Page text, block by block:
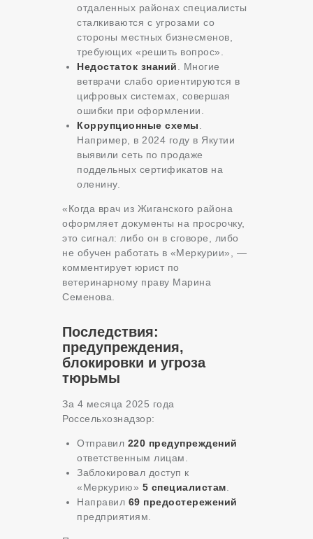
отдаленных районах специалисты
сталкиваются с угрозами со
стороны местных бизнесменов,
требующих «решить вопрос».
Недостаток знаний . Многие
ветврачи слабо ориентируются в
цифровых системах, совершая
ошибки при оформлении.
Коррупционные схемы
Например, в 2024 году в Якутии
выявили сеть по продаже
поддельных сертификатов на
оленину.
«Когда врач из Жиганского района
оформляет документы на просрочку,
это сигнал: либо он в сговоре, либо
не обучен работать в «Меркурии», —
комментирует юрист по
ветеринарному праву Марина
Семенова.
Последствия:
предупреждения,
блокировки и угроза
тюрьмы
За 4 месяца 2025 года
Россельхознадзор:
Отправил 220 предупреждений
ответственным лицам.
Заблокировал доступ к
«Меркурию» 5 специалистам
Направил 69 предостережений
предприятиям.